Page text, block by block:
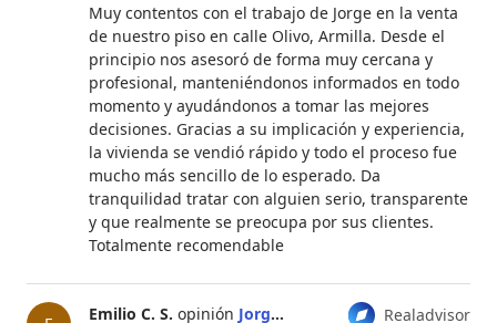
Muy contentos con el trabajo de Jorge en la venta
de nuestro piso en calle Olivo, Armilla. Desde el
principio nos asesoró de forma muy cercana y
profesional, manteniéndonos informados en todo
momento y ayudándonos a tomar las mejores
decisiones. Gracias a su implicación y experiencia,
la vivienda se vendió rápido y todo el proceso fue
mucho más sencillo de lo esperado. Da
tranquilidad tratar con alguien serio, transparente
y que realmente se preocupa por sus clientes.
Totalmente recomendable
Realadvisor
Emilio C. S. opinión Jorge Fernández Hengge